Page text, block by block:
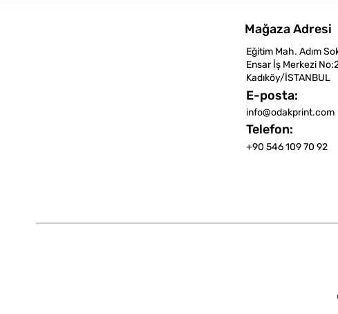
Mağaza Adresi
Eğitim Mah. Adım
Ensar İş Merkezi
Kadıköy/İSTANBUL
E-posta:
info@odakprint.com
Telefon:
+90 546 109 70 92